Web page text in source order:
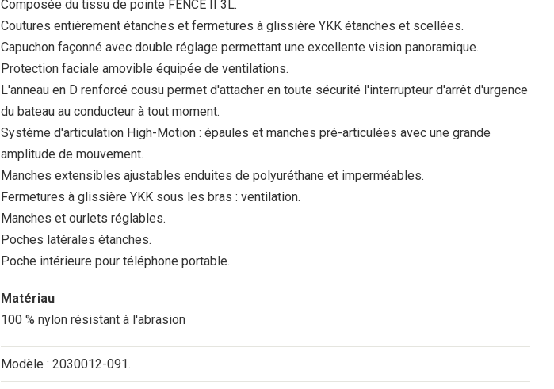
Composée du tissu de pointe FENCE II 3L.
Coutures entièrement étanches et fermetures à glissière YKK étanches et scellées.
Capuchon façonné avec double réglage permettant une excellente vision panoramique.
Protection faciale amovible équipée de ventilations.
L'anneau en D renforcé cousu permet d'attacher en toute sécurité l'interrupteur d'arrêt d'urgence
du bateau au conducteur à tout moment.
Système d'articulation High-Motion : épaules et manches pré-articulées avec une grande
amplitude de mouvement.
Manches extensibles ajustables enduites de polyuréthane et imperméables.
Fermetures à glissière YKK sous les bras : ventilation.
Manches et ourlets réglables.
Poches latérales étanches.
Poche intérieure pour téléphone portable.
Matériau
100 % nylon résistant à l'abrasion
Modèle : 2030012-091.